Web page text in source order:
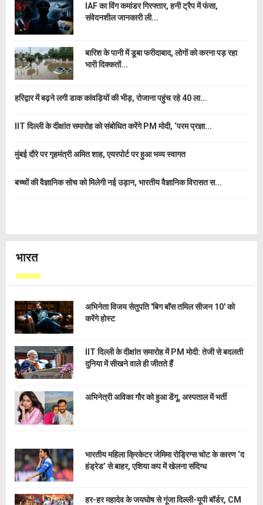
IAF का विंग कमांडर गिरफ्तार, हनी ट्रैप में फंसा,
संवेदनशील जानकारी ली...
बारिश के पानी में डूबा फरीदाबाद, लोगों को करना पड़ रहा
भारी दिक्कतों...
हरिद्वार में बढ़ने लगी डाक कांवड़ियों की भीड़, रोजाना पहुंच रहे 40 ला...
IIT दिल्ली के दीक्षांत समारोह को संबोधित करेंगे PM मोदी, ‘परम प्रज्ञा...
मुंबई दौरे पर गृहमंत्री अमित शाह, एयरपोर्ट पर हुआ भव्य स्वागत
बच्चों की वैज्ञानिक सोच को मिलेगी नई उड़ान, भारतीय वैज्ञानिक विरासत स...
भारत
अभिनेता विजय सेतुपति 'बिग बॉस तमिल सीजन 10' को
करेंगे होस्ट
IIT दिल्ली के दीक्षांत समारोह में PM मोदी: तेजी से बदलती
दुनिया में सीखने वाले ही जीतते हैं
अभिनेत्री अविका गौर को हुआ डेंगू, अस्पताल में भर्ती
भारतीय महिला क्रिकेटर जेमिमा रोड्रिग्स चोट के कारण ‘द
हंड्रेड’ से बाहर, एशिया कप में खेलना संदिग्ध
हर-हर महादेव के जयघोष से गूंजा दिल्ली-यूपी बॉर्डर, CM